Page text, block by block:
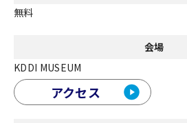
無料
会場
KDDI MUSEUM
アクセス